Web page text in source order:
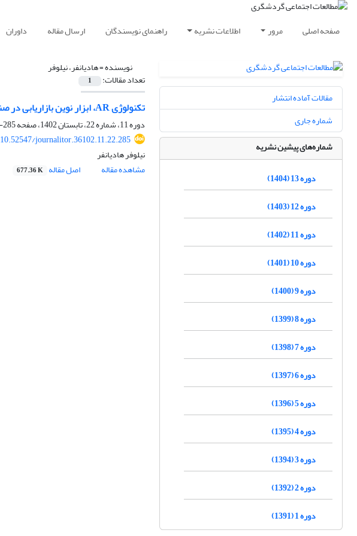
صفحه اصلی مرور اطلاعات نشریه راهنمای نویسندگان ارسال مقاله داوران
نویسنده =هادیانفر، نیلوفر
تعداد مقالات: 1
تکنولوژی AR، ابزار نوین بازاریابی در صنعت گردشگری
دوره 11، شماره 22، تابستان 1402، صفحه
285-308
10.52547/journalitor.36102.11.22.285
نیلوفر هادیانفر
مشاهده مقاله
اصل مقاله 677.36 K
مقالات آماده انتشار
شماره جاری
شماره‌های پیشین نشریه
دوره 13 (1404)
دوره 12 (1403)
دوره 11 (1402)
دوره 10 (1401)
دوره 9 (1400)
دوره 8 (1399)
دوره 7 (1398)
دوره 6 (1397)
دوره 5 (1396)
دوره 4 (1395)
دوره 3 (1394)
دوره 2 (1392)
دوره 1 (1391)